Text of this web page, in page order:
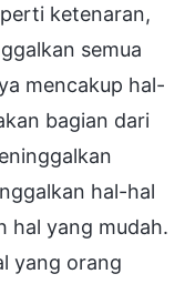
ketenaran,
semua
mencakup hal-
bagian dari
hal-hal
hal yang mudah.
yang orang